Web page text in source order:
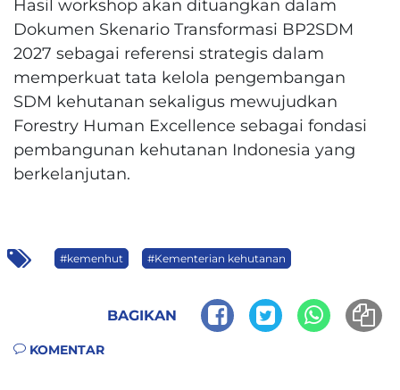
Hasil workshop akan dituangkan dalam
Dokumen Skenario Transformasi BP2SDM
2027 sebagai referensi strategis dalam
memperkuat tata kelola pengembangan
SDM kehutanan sekaligus mewujudkan
Forestry Human Excellence sebagai fondasi
pembangunan kehutanan Indonesia yang
berkelanjutan.
#kemenhut #Kementerian kehutanan
BAGIKAN
KOMENTAR